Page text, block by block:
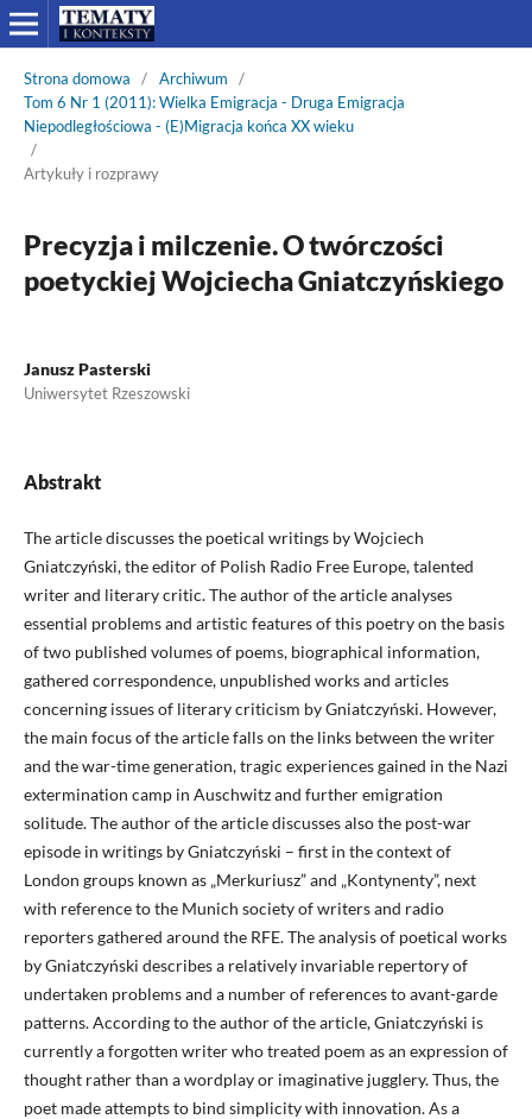
Strona domowa / Archiwum
/
Tom 6 Nr 1 (2011): Wielka Emigracja - Druga Emigracja
Niepodległościowa - (E)Migracja końca XX wieku
/
Artykuły i rozprawy
Precyzja i milczenie. O twórczości
poetyckiej Wojciecha Gniatczyńskiego
Janusz Pasterski
Uniwersytet Rzeszowski
Abstrakt
The article discusses the poetical writings by Wojciech
Gniatczyński, the editor of Polish Radio Free Europe, talented
writer and literary critic. The author of the article analyses
essential problems and artistic features of this poetry on the basis
of two published volumes of poems, biographical information,
gathered correspondence, unpublished works and articles
concerning issues of literary criticism by Gniatczyński. However,
the main focus of the article falls on the links between the writer
and the war-time generation, tragic experiences gained in the Nazi
extermination camp in Auschwitz and further emigration
solitude. The author of the article discusses also the post-war
episode in writings by Gniatczyński – first in the context of
London groups known as „Merkuriusz” and „Kontynenty”, next
with reference to the Munich society of writers and radio
reporters gathered around the RFE. The analysis of poetical works
by Gniatczyński describes a relatively invariable repertory of
undertaken problems and a number of references to avant-garde
patterns. According to the author of the article, Gniatczyński is
currently a forgotten writer who treated poem as an expression of
thought rather than a wordplay or imaginative jugglery. Thus, the
poet made attempts to bind simplicity with innovation. As a